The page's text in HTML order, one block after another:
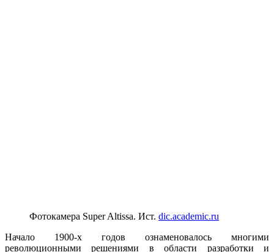
Фотокамера Super Altissa. Ист. dic.academic.ru
Начало 1900-х годов ознаменовалось многими
революционными решениями в области разработки и